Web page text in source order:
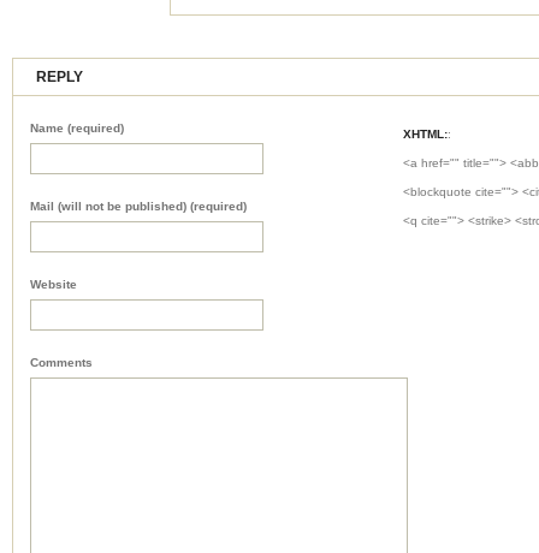
REPLY
XHTML::
<a href="" title="">
<blockquote cite="">
<q cite=""> <strike>
Name (required)
Mail (will not be published) (required)
Website
Comments